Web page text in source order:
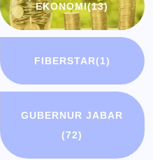
EKONOMI(13)
FIBERSTAR(1)
GUBERNUR JABAR
(72)